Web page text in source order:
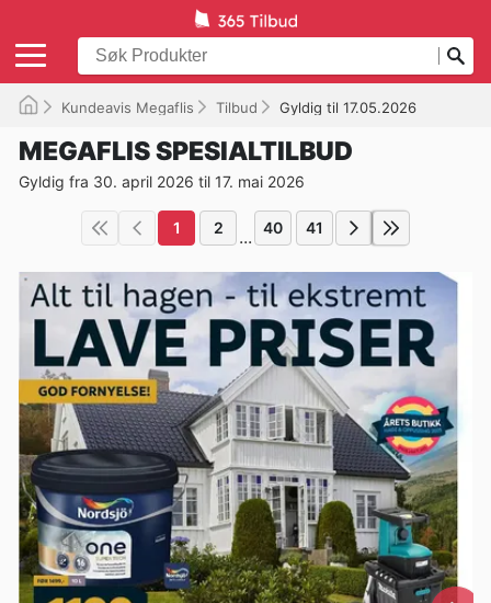
Kundeavis Megaflis Tilbud Gyldig til 17.05.2026
MEGAFLIS SPESIALTILBUD
Gyldig fra 30. april 2026 til 17. mai 2026
1 2 ... 40 41